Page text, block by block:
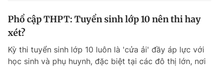
Phổ cập THPT: Tuyển sinh lớp 10 nên thi hay
xét?
Kỳ thi tuyển sinh lớp 10 luôn là 'cửa ải' đầy áp lực với
học sinh và phụ huynh, đặc biệt tại các đô thị lớn, nơi